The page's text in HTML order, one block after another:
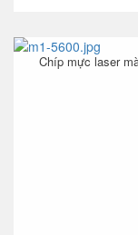
Chíp mực laser